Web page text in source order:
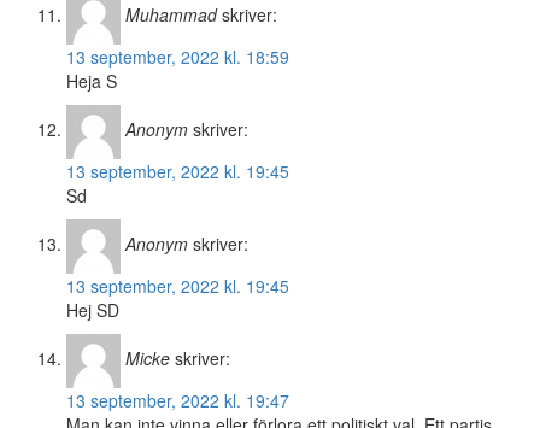
Muhammad skriver:
13 september, 2022 kl. 18:59
Heja S
Anonym skriver:
13 september, 2022 kl. 19:45
Sd
Anonym skriver:
13 september, 2022 kl. 19:45
Hej SD
Micke skriver:
13 september, 2022 kl. 19:47